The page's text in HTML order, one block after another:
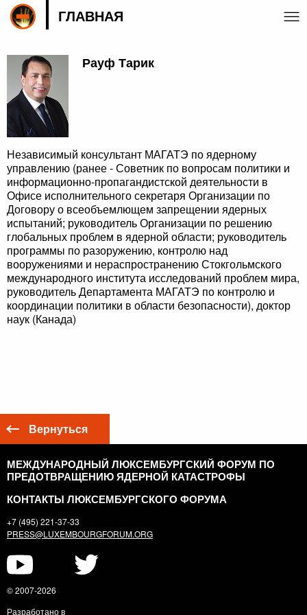
ГЛАВНАЯ
Рауф Тарик
Независимый консультант МАГАТЭ по ядерному
управлению (ранее - Советник по вопросам политики и
информационно-пропагандистской деятельности в
Офисе исполнительного секретаря Организации по
Договору о всеобъемлющем запрещении ядерных
испытаний; руководитель Организации по решению
глобальных проблем в ядерной области; руководитель
программы по разоружению, контролю над
вооружениями и нераспространению Стокгольмского
международного института исследований проблем мира,
руководитель Департамента МАГАТЭ по контролю и
координации политики в области безопасности), доктор
наук (Канада)
Вернуться
МЕЖДУНАРОДНЫЙ ЛЮКСЕМБУРГСКИЙ ФОРУМ ПО
ПРЕДОТВРАЩЕНИЮ ЯДЕРНОЙ КАТАСТРОФЫ
КОНТАКТЫ ЛЮКСЕМБУРГСКОГО ФОРУМА
+7 (495) 221-37-33
PRESS@LUXEMBOURGFORUM.ORG
© 2007-2026
Разработано в